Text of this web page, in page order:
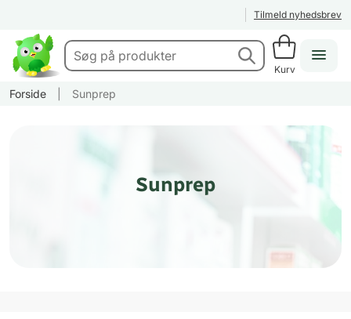
Tilmeld nyhedsbrev
Kurv
Forside Sunprep
Sunprep